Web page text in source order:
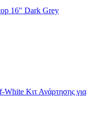
16" Dark Grey
Κιτ Ανάρτησης για